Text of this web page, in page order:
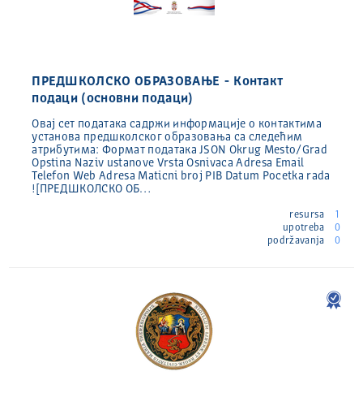
ПРЕДШКОЛСКО ОБРАЗОВАЊЕ - Контакт
подаци (основни подаци)
Овај сет података садржи информације о контактима
установа предшколског образовања са следећим
атрибутима: Формат података JSON Okrug Mesto/Grad
Opstina Naziv ustanove Vrsta Osnivaca Adresa Email
Telefon Web Adresa Maticni broj PIB Datum Pocetka rada
![ПРЕДШКОЛСКО ОБ…
resursa
1
upotreba
0
podržavanja
0